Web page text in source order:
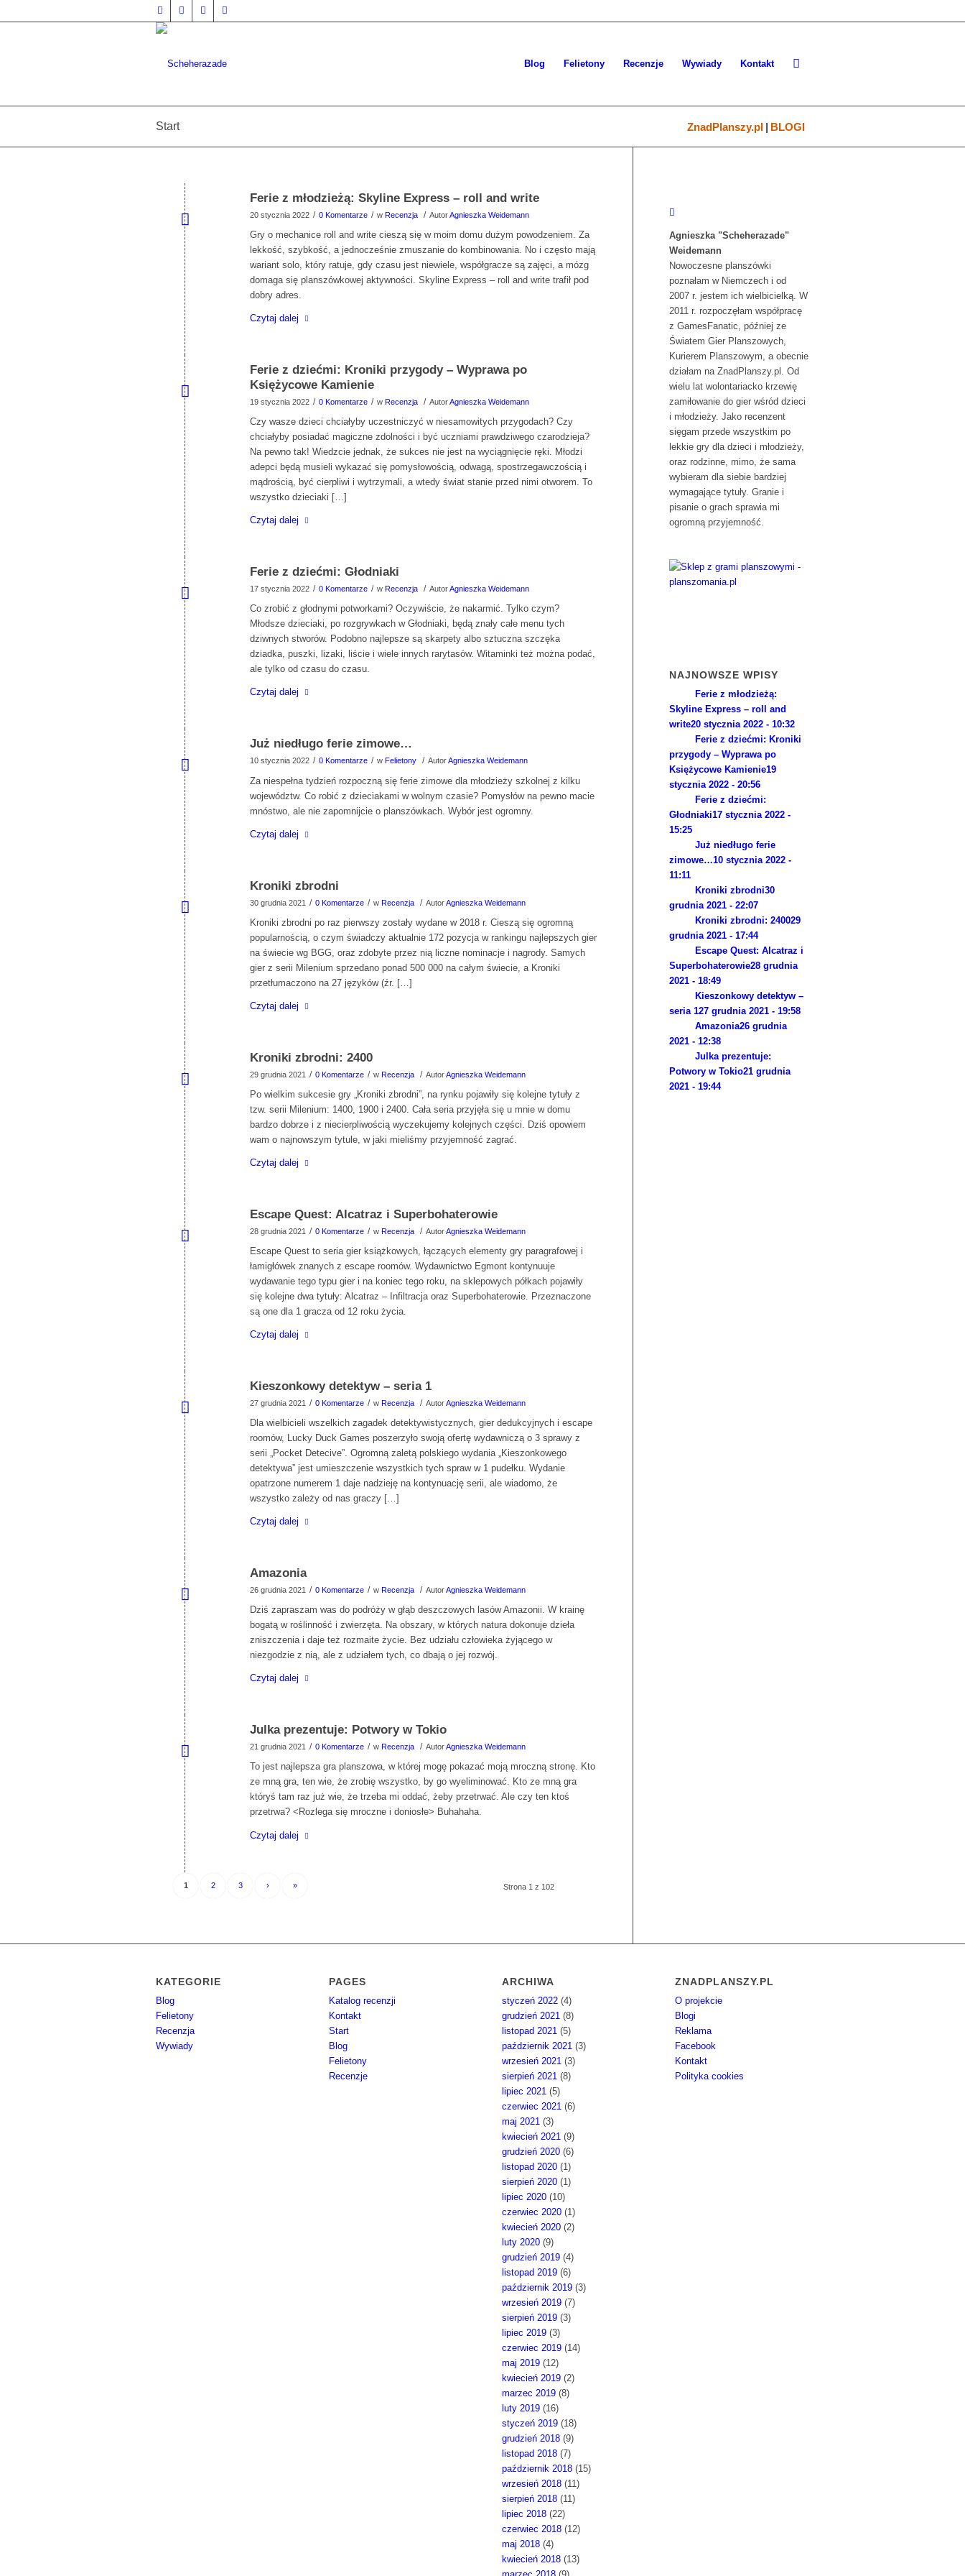
Blog Felietony Recenzje Wywiady Kontakt
Start ZnadPlanszy.pl | BLOGI
Ferie z młodzieżą: Skyline Express – roll and write
20 stycznia 2022 / 0 Komentarze / w Recenzja / AutorAgnieszka Weidemann
Gry o mechanice roll and write cieszą się w moim domu dużym powodzeniem. Za
lekkość, szybkość, a jednocześnie zmuszanie do kombinowania. No i często mają
wariant solo, który ratuje, gdy czasu jest niewiele, współgracze są zajęci, a mózg
domaga się planszówkowej aktywności. Skyline Express – roll and write trafił pod
dobry adres.
Czytaj dalej
Ferie z dziećmi: Kroniki przygody – Wyprawa po
Księżycowe Kamienie
19 stycznia 2022 / 0 Komentarze / w Recenzja / AutorAgnieszka Weidemann
Czy wasze dzieci chciałyby uczestniczyć w niesamowitych przygodach? Czy
chciałyby posiadać magiczne zdolności i być uczniami prawdziwego czarodzieja?
Na pewno tak! Wiedzcie jednak, że sukces nie jest na wyciągnięcie ręki. Młodzi
adepci będą musieli wykazać się pomysłowością, odwagą, spostrzegawczością i
mądrością, być cierpliwi i wytrzymali, a wtedy świat stanie przed nimi otworem. To
wszystko dzieciaki […]
Czytaj dalej
Ferie z dziećmi: Głodniaki
17 stycznia 2022 / 0 Komentarze / w Recenzja / AutorAgnieszka Weidemann
Co zrobić z głodnymi potworkami? Oczywiście, że nakarmić. Tylko czym?
Młodsze dzieciaki, po rozgrywkach w Głodniaki, będą znały całe menu tych
dziwnych stworów. Podobno najlepsze są skarpety albo sztuczna szczęka
dziadka, puszki, lizaki, liście i wiele innych rarytasów. Witaminki też można podać,
ale tylko od czasu do czasu.
Czytaj dalej
Już niedługo ferie zimowe…
10 stycznia 2022 / 0 Komentarze / w Felietony / AutorAgnieszka Weidemann
Za niespełna tydzień rozpoczną się ferie zimowe dla młodzieży szkolnej z kilku
województw. Co robić z dzieciakami w wolnym czasie? Pomysłów na pewno macie
mnóstwo, ale nie zapomnijcie o planszówkach. Wybór jest ogromny.
Czytaj dalej
Kroniki zbrodni
30 grudnia 2021 / 0 Komentarze / w Recenzja / AutorAgnieszka Weidemann
Kroniki zbrodni po raz pierwszy zostały wydane w 2018 r. Cieszą się ogromną
popularnością, o czym świadczy aktualnie 172 pozycja w rankingu najlepszych gier
na świecie wg BGG, oraz zdobyte przez nią liczne nominacje i nagrody. Samych
gier z serii Milenium sprzedano ponad 500 000 na całym świecie, a Kroniki
przetłumaczono na 27 języków (źr. […]
Czytaj dalej
Kroniki zbrodni: 2400
29 grudnia 2021 / 0 Komentarze / w Recenzja / AutorAgnieszka Weidemann
Po wielkim sukcesie gry „Kroniki zbrodni”, na rynku pojawiły się kolejne tytuły z
tzw. serii Milenium: 1400, 1900 i 2400. Cała seria przyjęła się u mnie w domu
bardzo dobrze i z niecierpliwością wyczekujemy kolejnych części. Dziś opowiem
wam o najnowszym tytule, w jaki mieliśmy przyjemność zagrać.
Czytaj dalej
Escape Quest: Alcatraz i Superbohaterowie
28 grudnia 2021 / 0 Komentarze / w Recenzja / AutorAgnieszka Weidemann
Escape Quest to seria gier książkowych, łączących elementy gry paragrafowej i
łamigłówek znanych z escape roomów. Wydawnictwo Egmont kontynuuje
wydawanie tego typu gier i na koniec tego roku, na sklepowych półkach pojawiły
się kolejne dwa tytuły: Alcatraz – Infiltracja oraz Superbohaterowie. Przeznaczone
są one dla 1 gracza od 12 roku życia.
Czytaj dalej
Kieszonkowy detektyw – seria 1
27 grudnia 2021 / 0 Komentarze / w Recenzja / AutorAgnieszka Weidemann
Dla wielbicieli wszelkich zagadek detektywistycznych, gier dedukcyjnych i escape
roomów, Lucky Duck Games poszerzyło swoją ofertę wydawniczą o 3 sprawy z
serii „Pocket Detecive”. Ogromną zaletą polskiego wydania „Kieszonkowego
detektywa” jest umieszczenie wszystkich tych spraw w 1 pudełku. Wydanie
opatrzone numerem 1 daje nadzieję na kontynuację serii, ale wiadomo, że
wszystko zależy od nas graczy […]
Czytaj dalej
Amazonia
26 grudnia 2021 / 0 Komentarze / w Recenzja / AutorAgnieszka Weidemann
Dziś zapraszam was do podróży w głąb deszczowych lasów Amazonii. W krainę
bogatą w roślinność i zwierzęta. Na obszary, w których natura dokonuje dzieła
zniszczenia i daje też rozmaite życie. Bez udziału człowieka żyjącego w
niezgodzie z nią, ale z udziałem tych, co dbają o jej rozwój.
Czytaj dalej
Julka prezentuje: Potwory w Tokio
21 grudnia 2021 / 0 Komentarze / w Recenzja / AutorAgnieszka Weidemann
To jest najlepsza gra planszowa, w której mogę pokazać moją mroczną stronę. Kto
ze mną gra, ten wie, że zrobię wszystko, by go wyeliminować. Kto ze mną gra
któryś tam raz już wie, że trzeba mi oddać, żeby przetrwać. Ale czy ten ktoś
przetrwa? <Rozlega się mroczne i doniosłe> Buhahaha.
Czytaj dalej
Strona 1 z 102
1 2 3 › »
Agnieszka "Scheherazade"
Weidemann
Nowoczesne planszówki
poznałam w Niemczech i od
2007 r. jestem ich wielbicielką. W
2011 r. rozpoczęłam współpracę
z GamesFanatic, później ze
Światem Gier Planszowych,
Kurierem Planszowym, a obecnie
działam na ZnadPlanszy.pl. Od
wielu lat wolontariacko krzewię
zamiłowanie do gier wśród dzieci
i młodzieży. Jako recenzent
sięgam przede wszystkim po
lekkie gry dla dzieci i młodzieży,
oraz rodzinne, mimo, że sama
wybieram dla siebie bardziej
wymagające tytuły. Granie i
pisanie o grach sprawia mi
ogromną przyjemność.
NAJNOWSZE WPISY
Ferie z młodzieżą:
Skyline Express – roll and
write20 stycznia 2022 - 10:32
Ferie z dziećmi: Kroniki
przygody – Wyprawa po
Księżycowe Kamienie19
stycznia 2022 - 20:56
Ferie z dziećmi:
Głodniaki17 stycznia 2022 -
15:25
Już niedługo ferie
zimowe…10 stycznia 2022 -
11:11
Kroniki zbrodni30
grudnia 2021 - 22:07
Kroniki zbrodni: 240029
grudnia 2021 - 17:44
Escape Quest: Alcatraz i
Superbohaterowie28 grudnia
2021 - 18:49
Kieszonkowy detektyw –
seria 127 grudnia 2021 - 19:58
Amazonia26 grudnia
2021 - 12:38
Julka prezentuje:
Potwory w Tokio21 grudnia
2021 - 19:44
KATEGORIE
Blog
Felietony
Recenzja
Wywiady
PAGES
Katalog recenzji
Kontakt
Start
Blog
Felietony
Recenzje
ARCHIWA
styczeń 2022 (4)
grudzień 2021 (8)
listopad 2021 (5)
październik 2021 (3)
wrzesień 2021 (3)
sierpień 2021 (8)
lipiec 2021 (5)
czerwiec 2021 (6)
maj 2021 (3)
kwiecień 2021 (9)
grudzień 2020 (6)
listopad 2020 (1)
sierpień 2020 (1)
lipiec 2020 (10)
czerwiec 2020 (1)
kwiecień 2020 (2)
luty 2020 (9)
grudzień 2019 (4)
listopad 2019 (6)
październik 2019 (3)
wrzesień 2019 (7)
sierpień 2019 (3)
lipiec 2019 (3)
czerwiec 2019 (14)
maj 2019 (12)
kwiecień 2019 (2)
marzec 2019 (8)
luty 2019 (16)
styczeń 2019 (18)
grudzień 2018 (9)
listopad 2018 (7)
październik 2018 (15)
wrzesień 2018 (11)
sierpień 2018 (11)
lipiec 2018 (22)
czerwiec 2018 (12)
maj 2018 (4)
kwiecień 2018 (13)
ZNADPLANSZY.PL
O projekcie
Blogi
Reklama
Facebook
Kontakt
Polityka cookies